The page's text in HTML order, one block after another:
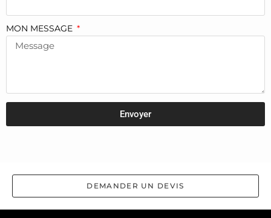
MON MESSAGE
Envoyer
DEMANDER UN DEVIS